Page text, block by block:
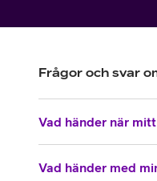
Frågor och svar
Vad händer när
Vad händer med